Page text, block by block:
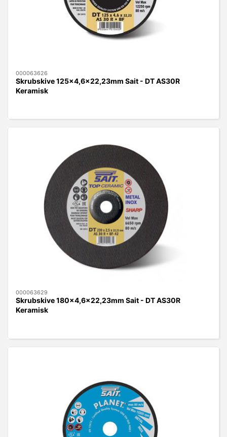
000063626
Skrubskive 125x4,6x22,23mm Sait - DT AS30R
Keramisk
000063629
Skrubskive 180x4,6x22,23mm Sait - DT AS30R
Keramisk